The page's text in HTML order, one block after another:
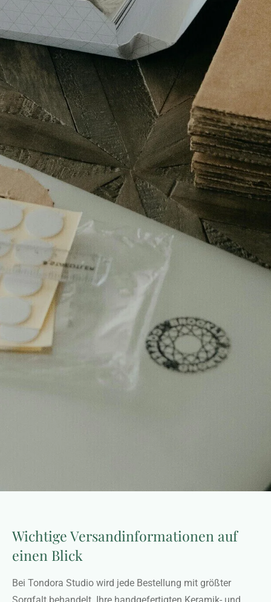
Wichtige Versandinformationen auf
einen Blick
Bei Tondora Studio wird jede Bestellung mit größter
Sorgfalt behandelt. Ihre handgefertigten Keramik- und